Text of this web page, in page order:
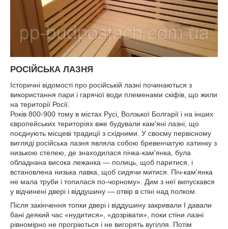
РОСІЙСЬКА ЛАЗНЯ
Історичні відомості про російській лазні починаються з
використання пари і гарячої води племенами скіфів, що жили
на території Росії.
Років 800-900 тому в містах Русі, Волзької Болгарії і на інших
європейських територіях вже будували кам'яні лазні, що
поєднують місцеві традиції з східними. У своєму первісному
вигляді російська лазня являла собою бревенчатую хатинку з
низькою стелею, де знаходилася пічка-кам'янка, була
обладнана висока лежанка — полиць, щоб паритися, і
встановлена низька лавка, щоб сидячи митися. Піч-кам'янка
не мала труби і топилася по-чорному». Дим з неї випускався
у відчинені двері і віддушину — отвір в стіні над полком.
Після закінчення топки двері і віддушину закривали І давали
бані деякий час «нудитися», «дозрівати», поки стіни лазні
рівномірно не прогріються і не вигорять вугілля. Потім